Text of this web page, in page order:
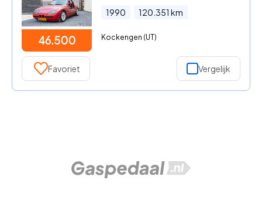
46.500
1990 120.351 km
Kockengen (UT)
Favoriet Vergelijk